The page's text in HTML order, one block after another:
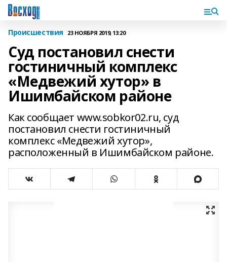
Происшествия 23 НОЯБРЯ 2019, 13:20
Суд постановил снести
гостиничный комплекс
«Медвежий хутор» в
Ишимбайском районе
Как сообщает www.sobkor02.ru, суд
постановил снести гостиничный
комплекс «Медвежий хутор»,
расположенный в Ишимбайском районе.